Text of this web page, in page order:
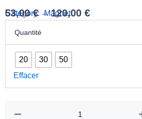
Category: Magnet
53,00€ – 120,00 €
120,00 €
Quantité
20 30
50
Effacer
de
Lot
de
Magnets
|